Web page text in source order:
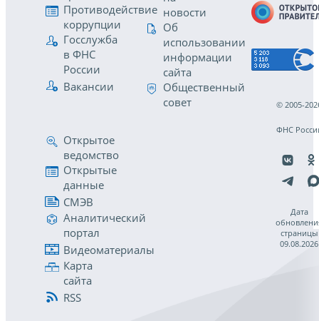
Противодействие
коррупции
Госслужба
в ФНС
России
Вакансии
новости
Об
использовании
информации
сайта
Общественный
совет
Открытое
ведомство
Открытые
данные
СМЭВ
Аналитический
портал
Видеоматериалы
Карта
сайта
RSS
© 2005-
ФНС
Дата
страницы
09.08.2026